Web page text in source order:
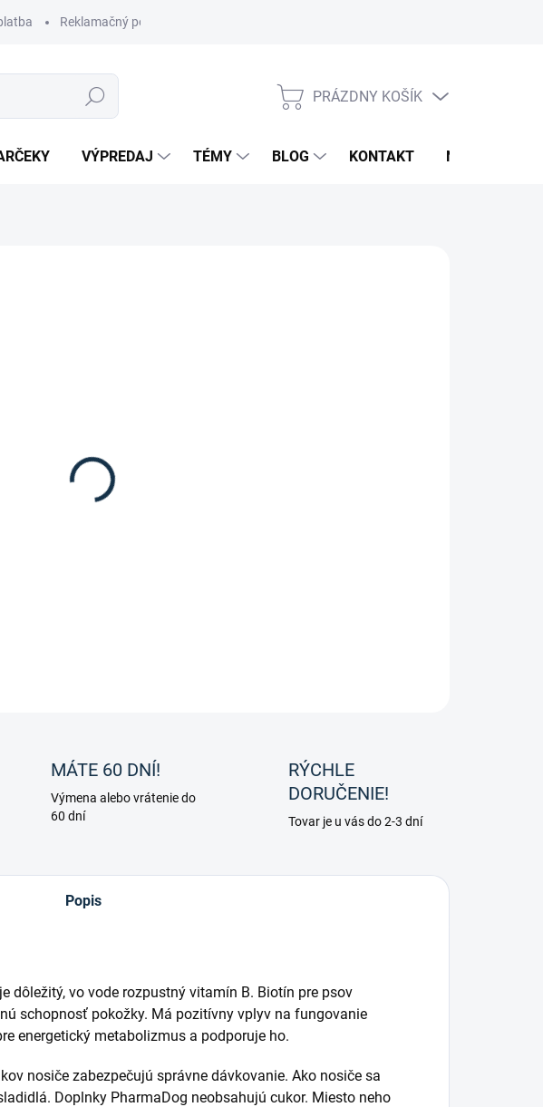
Reklamačný poriadok
Hľadať
NÁKUPNÝ
PRÁZDNY KOŠÍK
VÝPREDAJ TÉMY BLOG KONTAKT NOVINKY
MÁTE 60 DNÍ!
Výmena alebo vrátenie do
60 dní
RÝCHLE
DORUČENIE!
Tovar je u vás do 2-3 dní
Popis
dôležitý, vo vode rozpustný vitamín B. Biotín pre psov
schopnosť pokožky. Má pozitívny vplyv na fungovanie
energetický metabolizmus a podporuje ho.
nosiče zabezpečujú správne dávkovanie. Ako nosiče sa
Doplnky PharmaDog neobsahujú cukor. Miesto neho